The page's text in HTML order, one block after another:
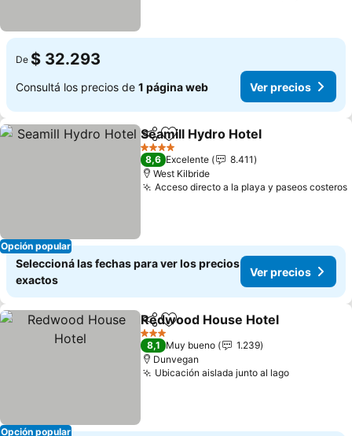
De $ 32.293
Consultá los precios de 1 página web Ver precios
Opción popular
CompartirAñadir a favoritos
Seamill Hydro Hotel
4 Estrellas
8,6 Excelente
8.411
West Kilbride
Acceso directo a la playa y paseos costeros
Seleccioná las fechas para ver los precios
exactos
Ver precios
Opción popular
CompartirAñadir a favoritos
Redwood House Hotel
3 Estrellas
8,1 Muy bueno
1.239
Dunvegan
Ubicación aislada junto al lago